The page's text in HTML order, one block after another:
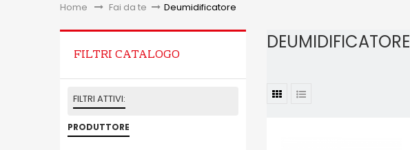
Home &gt;Fai da te > Deumidificatore
FILTRI CATALOGO
FILTRI ATTIVI:
PRODUTTORE
DEUMIDIFICATORE